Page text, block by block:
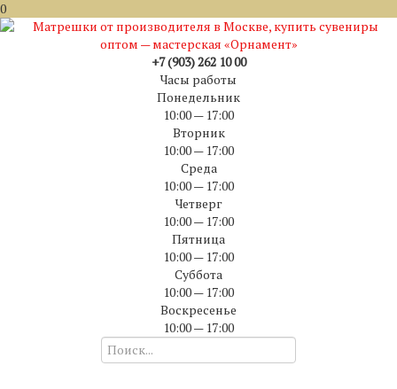
0
+7 (903) 262 10 00
Часы работы
Понедельник
10:00 — 17:00
Вторник
10:00 — 17:00
Среда
10:00 — 17:00
Четверг
10:00 — 17:00
Пятница
10:00 — 17:00
Суббота
10:00 — 17:00
Воскресенье
10:00 — 17:00